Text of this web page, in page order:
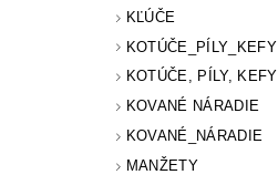
KĽÚČE
KOTÚČE_PÍLY_KEFY
KOTÚČE, PÍLY, KEFY
KOVANÉ NÁRADIE
KOVANÉ_NÁRADIE
MANŽETY